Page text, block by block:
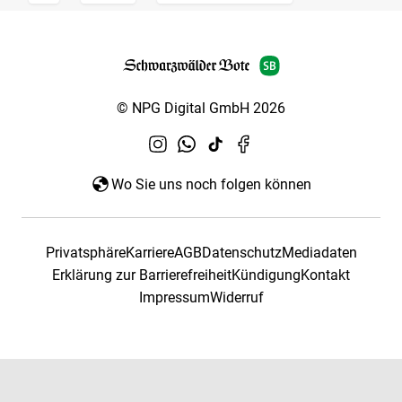
© NPG Digital GmbH 2026
Wo Sie uns noch folgen können
PrivatsphäreKarriereAGBDatenschutzMediadaten
Erklärung zur BarrierefreiheitKündigungKontakt
ImpressumWiderruf